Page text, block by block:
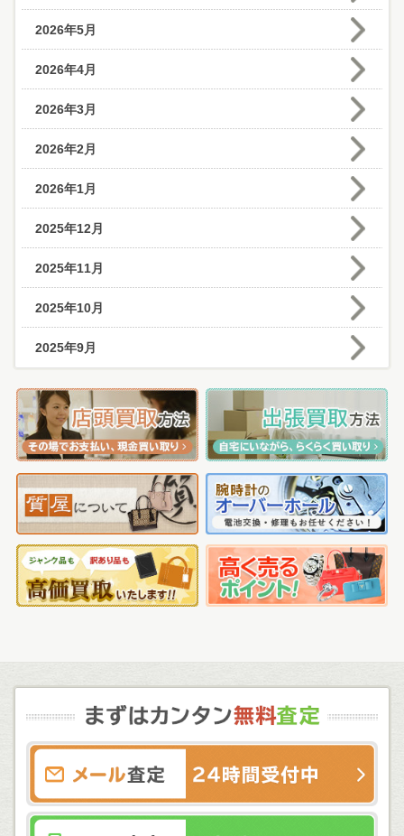
2026年5月
2026年4月
2026年3月
2026年2月
2026年1月
2025年12月
2025年11月
2025年10月
2025年9月